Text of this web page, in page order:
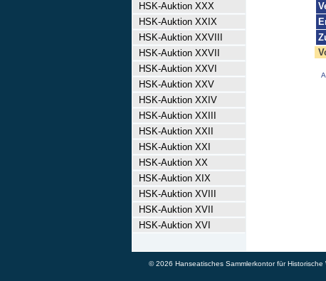
HSK-Auktion XXX
HSK-Auktion XXIX
HSK-Auktion XXVIII
HSK-Auktion XXVII
HSK-Auktion XXVI
HSK-Auktion XXV
HSK-Auktion XXIV
HSK-Auktion XXIII
HSK-Auktion XXII
HSK-Auktion XXI
HSK-Auktion XX
HSK-Auktion XIX
HSK-Auktion XVIII
HSK-Auktion XVII
HSK-Auktion XVI
© 2026 Hanseatisches Sammlerkontor für Historische